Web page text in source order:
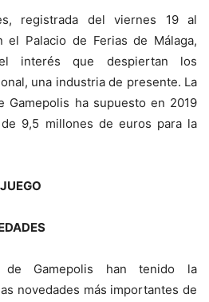
registrada del viernes 19 al
Palacio de Ferias de Málaga,
interés que despiertan los
una industria de presente. La
Gamepolis ha supuesto en 2019
9,5 millones de euros para la
de Gamepolis han tenido la
novedades más importantes de